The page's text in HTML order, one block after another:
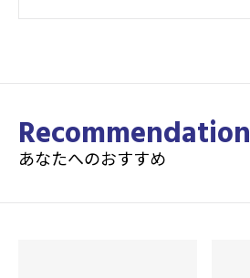
Recommendation
あなたへのおすすめ